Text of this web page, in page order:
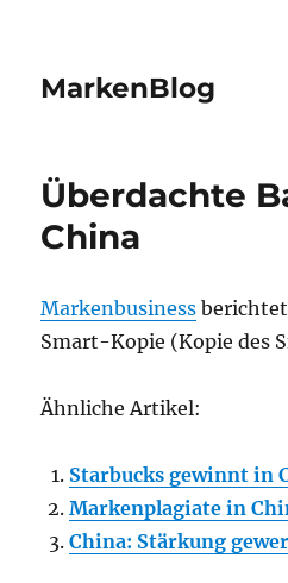
MarkenBlog
Überdachte
China
Markenbusiness
Smart-Kopie (Kopie des
Ähnliche Artikel:
Starbucks gewinnt in
Markenplagiate in
China: Stärkung